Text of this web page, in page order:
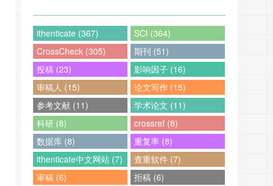
ithenticate (367)
SCI (364)
CrossCheck (305)
期刊 (51)
投稿 (23)
影响因子 (16)
审稿人 (15)
论文写作 (15)
参考文献 (11)
学术论文 (11)
科研 (8)
crossref (8)
数据库 (8)
重复率 (8)
ithenticate中文网站 (7)
查重软件 (7)
审稿 (6)
拒稿 (6)